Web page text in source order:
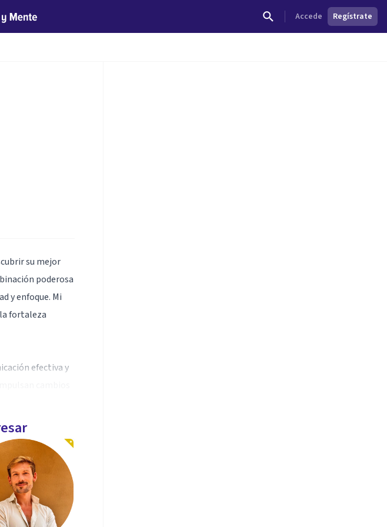
Accede Regístrate
su mejor
poderosa
y enfoque. Mi
fortaleza
efectiva y
Mi misión es
se